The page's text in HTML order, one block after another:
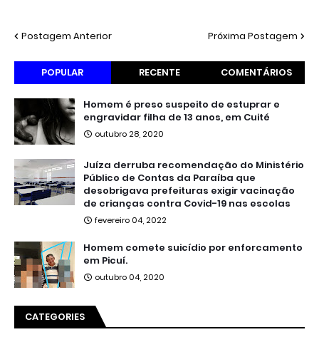
Postagem Anterior Próxima Postagem
POPULAR RECENTE COMENTÁRIOS
Homem é preso suspeito de estuprar e
engravidar filha de 13 anos, em Cuité
outubro 28, 2020
Juíza derruba recomendação do Ministério
Público de Contas da Paraíba que
desobrigava prefeituras exigir vacinação
de crianças contra Covid-19 nas escolas
fevereiro 04, 2022
Homem comete suicídio por enforcamento
em Picuí.
outubro 04, 2020
CATEGORIES